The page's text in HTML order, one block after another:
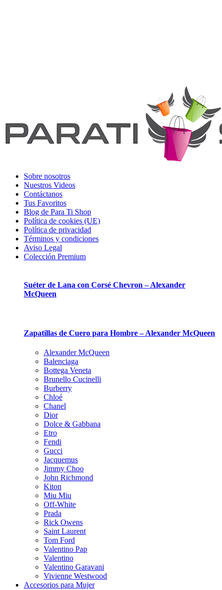
Sobre nosotros
Nuestros Videos
Contáctanos
Tus Favoritos
Blog de Para Ti Shop
Política de cookies (UE)
Política de privacidad
Términos y condiciones
Aviso Legal
Colección Premium
Suéter de Lana con Corsé Chevron – Alexander
McQueen
Zapatillas de Cuero para Hombre – Alexander McQueen
Alexander McQueen
Balenciaga
Bottega Veneta
Brunello Cucinelli
Burberry
Chloé
Chanel
Dior
Dolce & Gabbana
Etro
Fendi
Gucci
Jacquemus
Jimmy Choo
John Richmond
Kiton
Miu Miu
Off-White
Prada
Rick Owens
Saint Laurent
Tom Ford
Valentino Pap
Valentino
Valentino Garavani
Vivienne Westwood
Accesorios para Mujer